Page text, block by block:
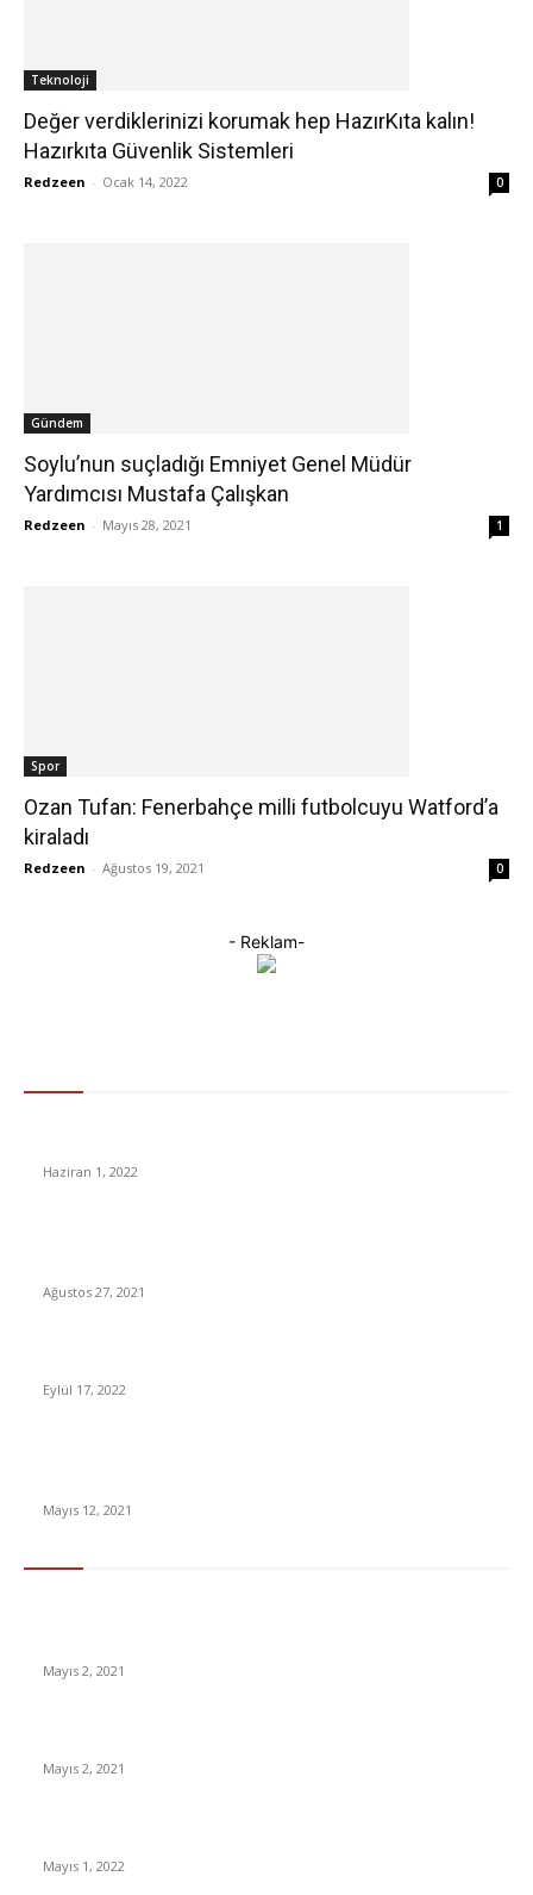
Teknoloji
Değer verdiklerinizi korumak hep HazırKıta kalın!
Hazırkıta Güvenlik Sistemleri
Redzeen - Ocak 14, 2022 0
Gündem
Soylu’nun suçladığı Emniyet Genel Müdür
Yardımcısı Mustafa Çalışkan
Redzeen - Mayıs 28, 2021 1
Spor
Ozan Tufan: Fenerbahçe milli futbolcuyu Watford’a
kiraladı
Redzeen - Ağustos 19, 2021 0
- Reklam-
Haziran 1, 2022
Ağustos 27, 2021
Eylül 17, 2022
Mayıs 12, 2021
Mayıs 2, 2021
Mayıs 2, 2021
Mayıs 1, 2022